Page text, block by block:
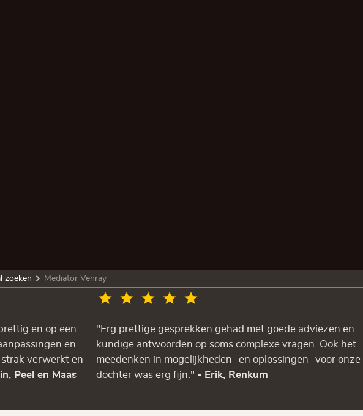
zoeken Mediator Venray
en op een
en
verwerkt en
Peel en Maas
"Erg prettige gesprekken gehad met goede adviezen en
kundige antwoorden op soms complexe vragen. Ook het
meedenken in mogelijkheden -en oplossingen- voor onze
dochter was erg fijn." - Erik, Renkum